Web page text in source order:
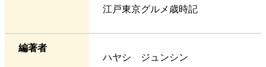
江戸東京グルメ歳時記
編著者
ハヤシ ジュンシン